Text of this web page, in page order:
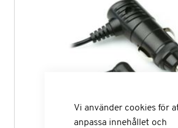
Vi använder cookies för
anpassa innehållet och